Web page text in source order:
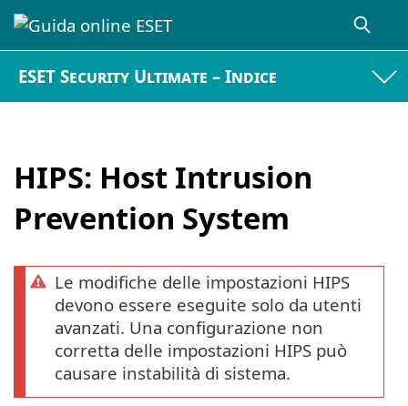
ESET Security Ultimate – Indice
HIPS: Host Intrusion
Prevention System
Le modifiche delle impostazioni HIPS
devono essere eseguite solo da utenti
avanzati. Una configurazione non
corretta delle impostazioni HIPS può
causare instabilità di sistema.